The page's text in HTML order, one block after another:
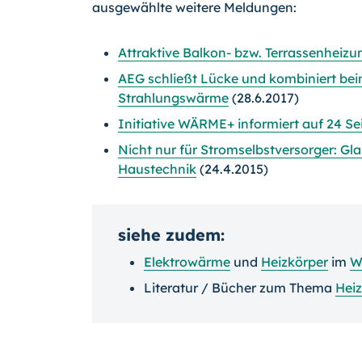
ausgewählte weitere Meldungen:
Attraktive Balkon- bzw.
AEG schließt Lücke und kombiniert
Strahlungswärme (28.6.2017)
Initiative WÄRME+ informiert auf 24
Nicht nur für Stromselbstversorger:
Haustechnik (24.4.2015)
siehe zudem:
Elektrowärme und Heizkörperim
Literatur / Bücher zum Thema